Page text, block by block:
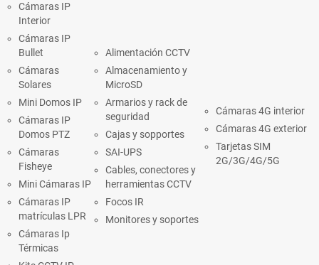
Cámaras IP
Interior
Cámaras IP
Bullet
Cámaras
Solares
Mini Domos IP
Cámaras IP
Domos PTZ
Cámaras
Fisheye
Mini Cámaras IP
Cámaras IP
matrículas LPR
Cámaras Ip
Térmicas
Alimentación CCTV
Almacenamiento y
MicroSD
Armarios y rack de
seguridad
Cajas y sopportes
SAI-UPS
Cables, conectores y
herramientas CCTV
Focos IR
Monitores y soportes
Cámaras 4G interior
Cámaras 4G exterior
Tarjetas SIM
2G/3G/4G/5G